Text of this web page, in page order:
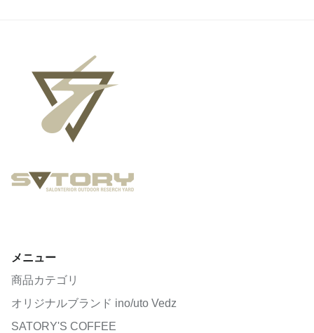
メニュー
商品カテゴリ
オリジナルブランド ino/uto Vedz
SATORY'S COFFEE